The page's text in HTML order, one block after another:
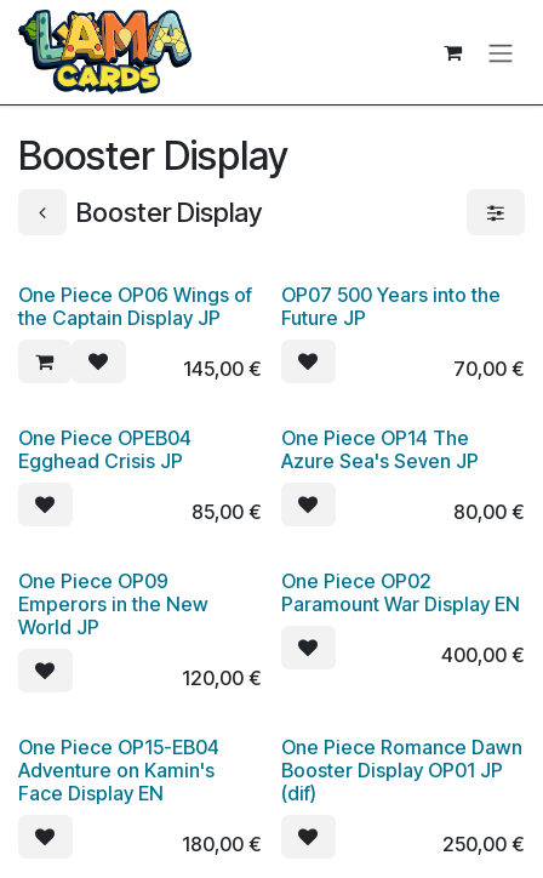
Zum Inhalt springen
Booster Display
Booster Display
One Piece OP06 Wings of
the Captain Display JP
145,00€
OP07 500 Years into the
Future JP
70,00€
One Piece OPEB04
Egghead Crisis JP
85,00€
One Piece OP14 The
Azure Sea's Seven JP
80,00€
One Piece OP09
Emperors in the New
World JP
120,00€
One Piece OP02
Paramount War Display EN
400,00€
One Piece OP15-EB04
Adventure on Kamin's
Face Display EN
180,00€
One Piece Romance Dawn
Booster Display OP01 JP
(dif)
250,00€